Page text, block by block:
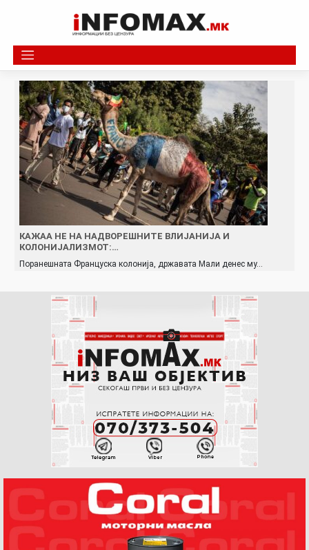
КАЖАА НЕ НА НАДВОРЕШНИТЕ ВЛИЈАНИЈА И
КОЛОНИЈАЛИЗМОТ:…
Поранешната Француска колонија, државата Мали денес му…